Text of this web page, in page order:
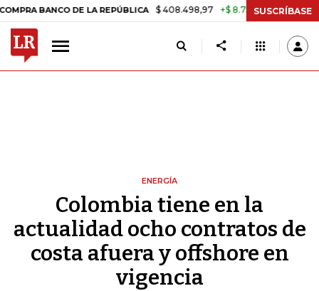
DE LA REPÚBLICA $ 408.498,97 +$ 8.753,81 +2,19% TASA DE
SUSCRÍBASE
ENERGÍA
Colombia tiene en la
actualidad ocho contratos de
costa afuera y offshore en
vigencia